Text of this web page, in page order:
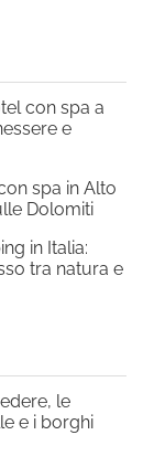
con spa a
e
spa in Alto
Dolomiti
in Italia:
tra natura e
le
e i borghi